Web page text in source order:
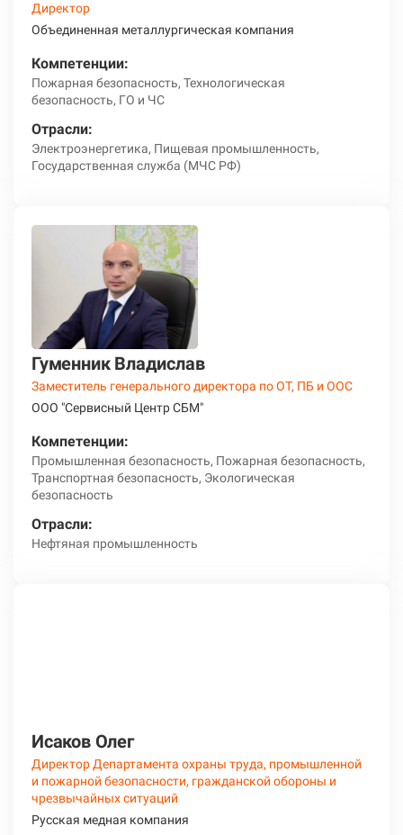
Директор
Объединенная металлургическая компания
Компетенции:
Пожарная безопасность, Технологическая
безопасность, ГО и ЧС
Отрасли:
Электроэнергетика, Пищевая промышленность,
Государственная служба (МЧС РФ)
Гуменник Владислав
Заместитель генерального директора по ОТ, ПБ и ООС
ООО "Сервисный Центр СБМ"
Компетенции:
Промышленная безопасность, Пожарная безопасность,
Транспортная безопасность, Экологическая
безопасность
Отрасли:
Нефтяная промышленность
Исаков Олег
Директор Департамента охраны труда, промышленной
и пожарной безопасности, гражданской обороны и
чрезвычайных ситуаций
Русская медная компания